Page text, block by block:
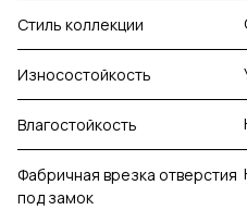
Стиль коллекции
Износостойкость
Влагостойкость
Фабричная врезка отверстия
под замок